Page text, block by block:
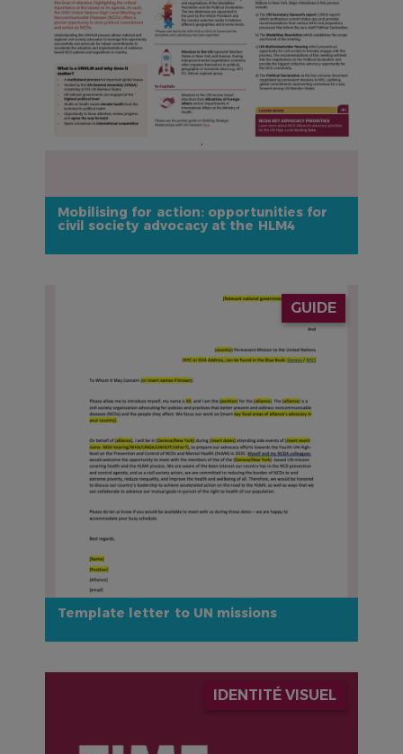
Mobilising for action: opportunities for
civil society advocacy at the HLM4
GUIDE
Template letter to UN missions
IDENTITÉ VISUEL